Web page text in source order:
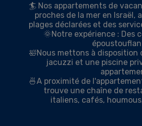
🏄 Nos appartements de
proches de la mer en Israël,
plages déclarées et des
🌞Notre expérience : Des
🛀Nous mettons à disposition
jacuzzi et une piscine
🍜A proximité de
trouve une chaîne de
italiens, cafés,